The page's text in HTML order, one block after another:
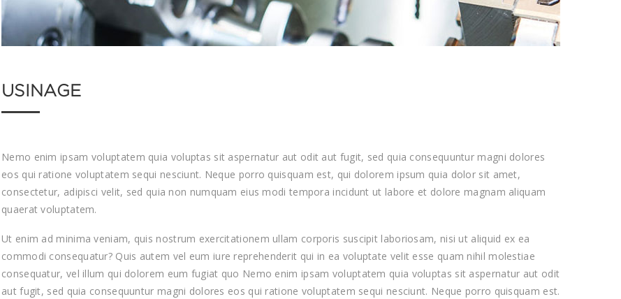
USINAGE
Nemo enim ipsam voluptatem quia voluptas sit aspernatur aut odit aut fugit, sed quia consequuntur magni dolores
eos qui ratione voluptatem sequi nesciunt. Neque porro quisquam est, qui dolorem ipsum quia dolor sit amet,
consectetur, adipisci velit, sed quia non numquam eius modi tempora incidunt ut labore et dolore magnam aliquam
quaerat voluptatem.
Ut enim ad minima veniam, quis nostrum exercitationem ullam corporis suscipit laboriosam, nisi ut aliquid ex ea
commodi consequatur? Quis autem vel eum iure reprehenderit qui in ea voluptate velit esse quam nihil molestiae
consequatur, vel illum qui dolorem eum fugiat quo Nemo enim ipsam voluptatem quia voluptas sit aspernatur aut odit
aut fugit, sed quia consequuntur magni dolores eos qui ratione voluptatem sequi nesciunt. Neque porro quisquam est.